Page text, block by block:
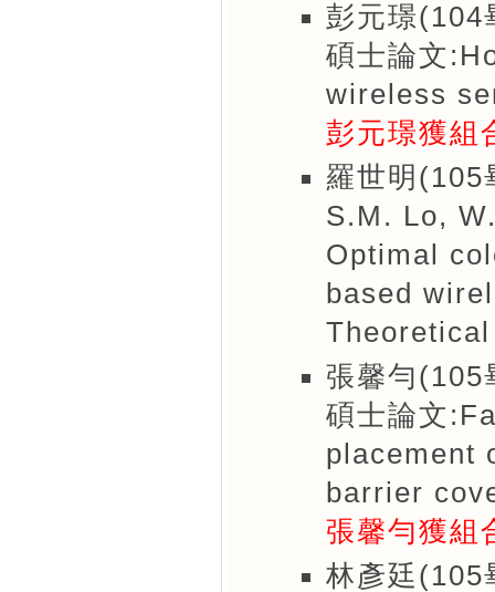
彭元璟(104
碩士論文
wireless
彭元璟獲組
羅世明(105
S.M. Lo,
Optimal
based
張馨勻(105
碩士論文
placement
barrier
張馨勻獲組
林彥廷(105